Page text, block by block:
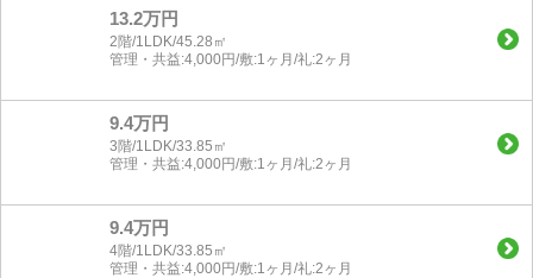
13.2万円
2階/1LDK/45.28㎡
管理・共益:4,000円/敷:1ヶ月/礼:2ヶ月
9.4万円
3階/1LDK/33.85㎡
管理・共益:4,000円/敷:1ヶ月/礼:2ヶ月
9.4万円
4階/1LDK/33.85㎡
管理・共益:4,000円/敷:1ヶ月/礼:2ヶ月